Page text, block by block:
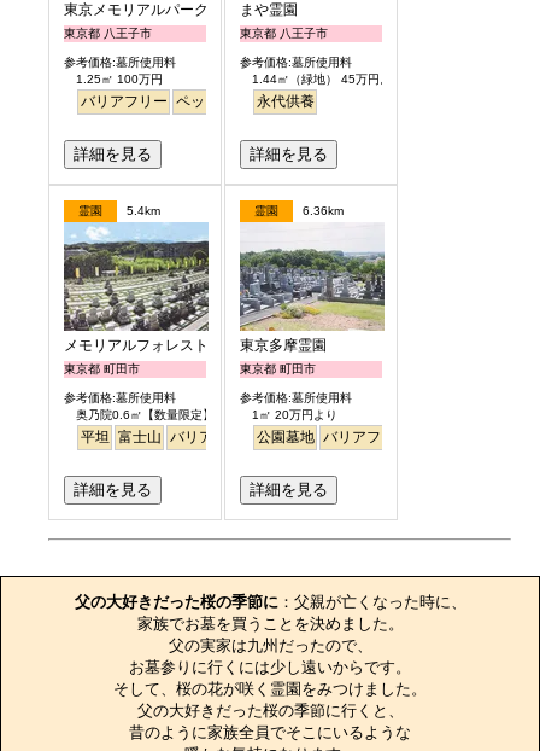
東京メモリアルパーク
東京都 八王子市
参考価格:墓所使用料
1.25㎡ 100万円
バリアフリー ペット 見晴らし・眺望
詳細を見る
まや霊園
東京都 八王子市
参考価格:墓所使用料
1.44㎡（緑地） 45万円より
永代供養
詳細を見る
霊園 5.4km
メモリアルフォレスト多摩
東京都 町田市
参考価格:墓所使用料
奥乃院0.6㎡【数量限定】 24万円より
平坦 富士山 バリアフリー 日本庭園
詳細を見る
霊園 6.36km
東京多摩霊園
東京都 町田市
参考価格:墓所使用料
1㎡ 20万円より
公園墓地 バリアフリー
詳細を見る
父の大好きだった桜の季節に：父親が亡くなった時に、
家族でお墓を買うことを決めました。
父の実家は九州だったので、
お墓参りに行くには少し遠いからです。
そして、桜の花が咲く霊園をみつけました。
父の大好きだった桜の季節に行くと、
昔のように家族全員でそこにいるような